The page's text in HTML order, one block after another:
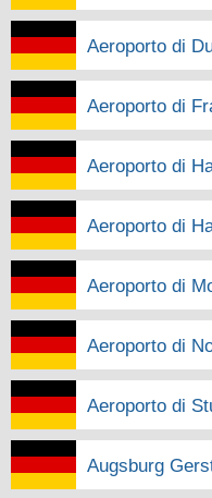
Aeroporto di
Aeroporto di
Aeroporto di
Aeroporto di
Aeroporto di
Aeroporto di
Aeroporto di
Augsburg